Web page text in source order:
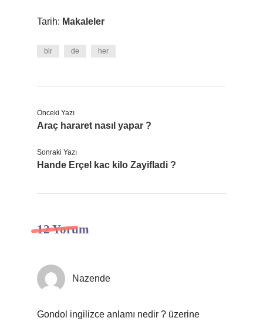
Tarih: Makaleler
bir de her
Önceki Yazı
Araç hararet nasıl yapar ?
Sonraki Yazı
Hande Erçel kac kilo Zayifladi ?
12 Yorum
Nazende
Gondol ingilizce anlamı nedir ? üzerine